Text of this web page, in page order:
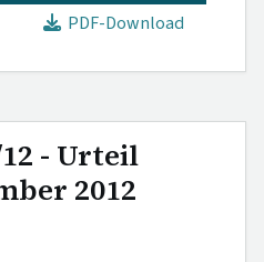
PDF-Download
12 - Urteil
2012